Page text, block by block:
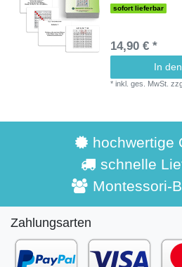
sofort lieferbar
14,90 € *
In
*inkl. ges. MwSt.
hochwertige
schnelle
Montessori-
Zahlungsarten